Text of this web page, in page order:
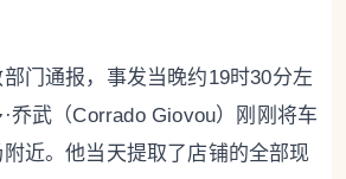
门通报，事发当晚约19时30分左
乔武（Corrado Giovou）刚刚将车
近。他当天提取了店铺的全部现